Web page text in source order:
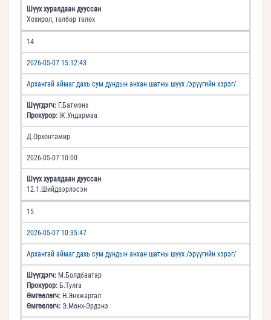
Шүүх хуралдаан дууссан
Хохирол, төлбөр төлөх
14
2026-05-07 15:12:43
Архангай аймаг дахь сум дундын анхан шатны шүүх /эрүүгийн хэрэг/
Шүүгдэгч: Г.Батмөнх
Прокурор: Ж.Ундармаа
Д.Орхонтамир
2026-05-07 10:00
Шүүх хуралдаан дууссан
12.1.Шийдвэрлэсэн
15
2026-05-07 10:35:47
Архангай аймаг дахь сум дундын анхан шатны шүүх /эрүүгийн хэрэг/
Шүүгдэгч: М.Болдбаатар
Прокурор: Б.Тулга
Өмгөөлөгч: Н.Энхжаргал
Өмгөөлөгч: Э.Мөнх-Эрдэнэ